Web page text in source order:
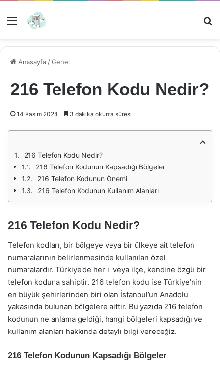
Menü
Anasayfa /Genel
216 Telefon Kodu Nedir?
14 Kasım 2024 3 dakika okuma süresi
216 Telefon Kodu Nedir?
216 Telefon Kodunun Kapsadığı Bölgeler
216 Telefon Kodunun Önemi
216 Telefon Kodunun Kullanım Alanları
216 Telefon Kodu Nedir?
Telefon kodları, bir bölgeye veya bir ülkeye ait telefon
numaralarının belirlenmesinde kullanılan özel
numaralardır. Türkiye’de her il veya ilçe, kendine özgü bir
telefon koduna sahiptir. 216 telefon kodu ise Türkiye’nin
en büyük şehirlerinden biri olan İstanbul’un Anadolu
yakasında bulunan bölgelere aittir. Bu yazıda 216 telefon
kodunun ne anlama geldiği, hangi bölgeleri kapsadığı ve
kullanım alanları hakkında detaylı bilgi vereceğiz.
216 Telefon Kodunun Kapsadığı Bölgeler